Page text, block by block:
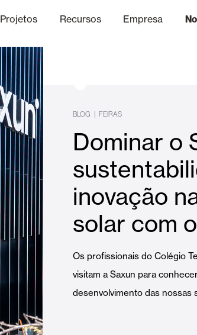
Toldos
Projetos Recursos
Acabamentos
Empresa
BLOG | FEIRAS
Dominar o
inovação
solar com
Os profissionais do Colégio
visitam a Saxun para
desenvolvimento das nossas